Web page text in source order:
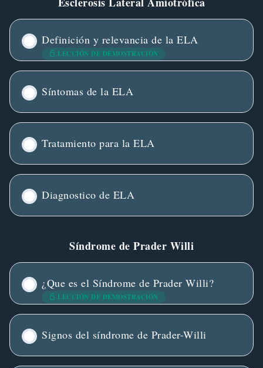
Definición y relevancia de la ELA
LECCIÓN DE DEMOSTRACIÓN
Síntomas de la ELA
Tratamiento para la ELA
Diagnostico de ELA
Síndrome de Prader Willi
¿Que es el Síndrome de Prader Willi?
LECCIÓN DE DEMOSTRACIÓN
Signos del síndrome de Prader-Willi